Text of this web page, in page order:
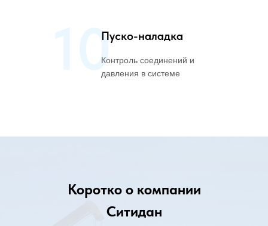
10Пуско-наладка
Контроль соединений и
давления в системе
Коротко о компании
Ситидан